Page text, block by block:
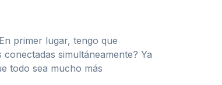
primer lugar, tengo que
simultáneamente? Ya
todo sea mucho más